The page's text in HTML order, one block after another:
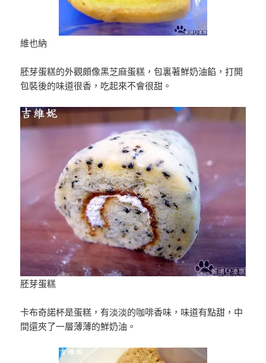
維也納
胚芽蛋糕的外觀頗像黑芝麻蛋糕，包裏著鮮奶油餡，打開
包裝後的味道很香，吃起來不會很甜。
胚芽蛋糕
卡布奇諾杯是蛋糕，有淡淡的咖啡香味，味道有點甜，中
間還夾了一層薄薄的鮮奶油。